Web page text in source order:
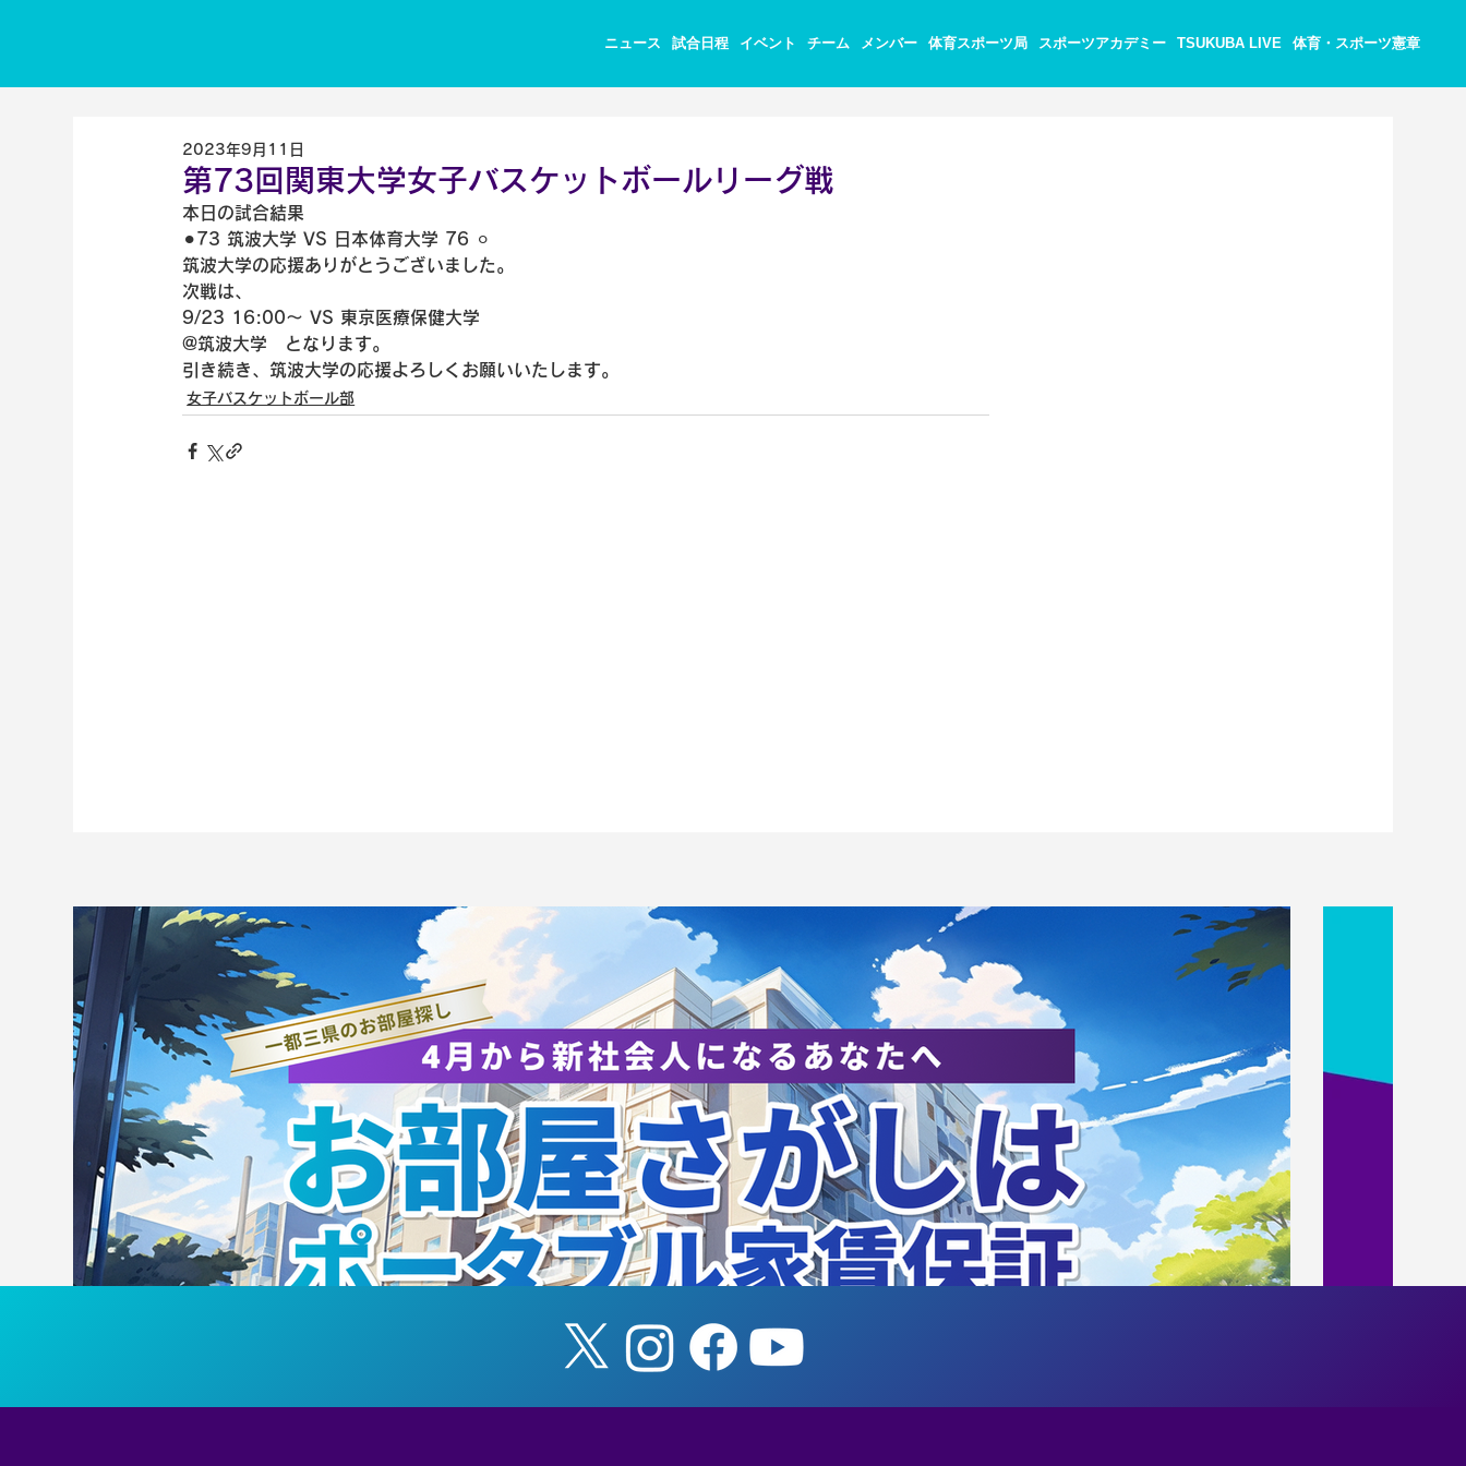
ニュース 試合日程 イベント チーム メンバー 体育スポーツ局 スポーツアカデミー TSUKUBA LIVE 体育・スポーツ憲章
第73回関東大学女子バスケットボールリーグ戦
2023年9月11日
本日の試合結果
⚫︎73 筑波大学 VS 日本体育大学 76 ⚪︎
筑波大学の応援ありがとうございました。
次戦は、
9/23 16:00〜 VS 東京医療保健大学
@筑波大学　となります。
引き続き、筑波大学の応援よろしくお願いいたします。
女子バスケットボール部
【エスコートキッズ・クリニ
ック参加者募集】8/8（土）
筑波大学ホームゲーム
「TSUKUBA LIVE!
Presented by SMBC」（女
子バスケットボール）のエス
コートキッズ・バスケットボ
【お知らせ】8/8（土） 筑波
大学ホームゲーム
「TSUKUBA LIVE!
Presented by SMBC」（女
子バスケットボール）を開催
します
【山本柊輔氏アドバイザー就
任のお知らせ】